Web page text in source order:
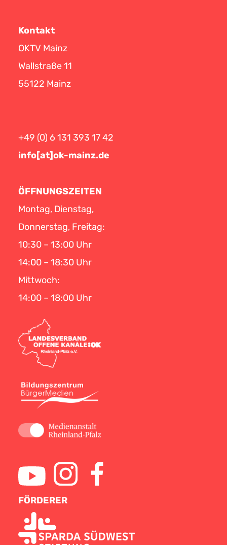
Kontakt
OKTV Mainz
Wallstraße 11
55122 Mainz
+49 (0) 6 131 393 17 42
info[at]ok-mainz.de
ÖFFNUNGSZEITEN
Montag, Dienstag,
Donnerstag, Freitag:
10:30 – 13:00 Uhr
14:00 – 18:30 Uhr
Mittwoch:
14:00 – 18:00 Uhr
FÖRDERER